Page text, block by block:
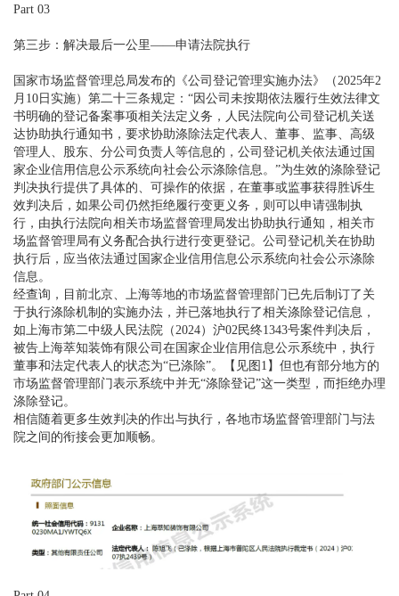
Part 03
第三步：解决最后一公里——申请法院执行
国家市场监督管理总局发布的《公司登记管理实施办法》（2025年2
月10日实施）第二十三条规定：“因公司未按期依法履行生效法律文
书明确的登记备案事项相关法定义务，人民法院向公司登记机关送
达协助执行通知书，要求协助涤除法定代表人、董事、监事、高级
管理人、股东、分公司负责人等信息的，公司登记机关依法通过国
家企业信用信息公示系统向社会公示涤除信息。”为生效的涤除登记
判决执行提供了具体的、可操作的依据，在董事或监事获得胜诉生
效判决后，如果公司仍然拒绝履行变更义务，则可以申请强制执
行，由执行法院向相关市场监督管理局发出协助执行通知，相关市
场监督管理局有义务配合执行进行变更登记。公司登记机关在协助
执行后，应当依法通过国家企业信用信息公示系统向社会公示涤除
信息。
经查询，目前北京、上海等地的市场监督管理部门已先后制订了关
于执行涤除机制的实施办法，并已落地执行了相关涤除登记信息，
如上海市第二中级人民法院（2024）沪02民终1343号案件判决后，
被告上海萃知装饰有限公司在国家企业信用信息公示系统中，执行
董事和法定代表人的状态为“已涤除”。【见图1】但也有部分地方的
市场监督管理部门表示系统中并无“涤除登记”这一类型，而拒绝办理
涤除登记。
相信随着更多生效判决的作出与执行，各地市场监督管理部门与法
院之间的衔接会更加顺畅。